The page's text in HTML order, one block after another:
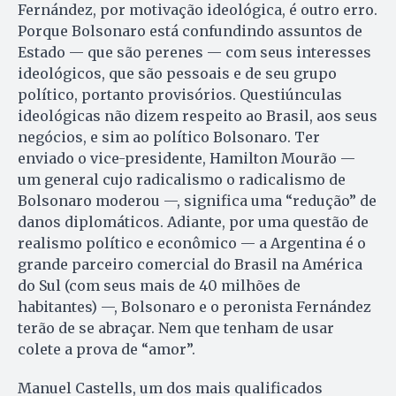
Fernández, por motivação ideológica, é outro erro.
Porque Bolsonaro está confundindo assuntos de
Estado — que são perenes — com seus interesses
ideológicos, que são pessoais e de seu grupo
político, portanto provisórios. Questiúnculas
ideológicas não dizem respeito ao Brasil, aos seus
negócios, e sim ao político Bolsonaro. Ter
enviado o vice-presidente, Hamilton Mourão —
um general cujo radicalismo o radicalismo de
Bolsonaro moderou —, significa uma “redução” de
danos diplomáticos. Adiante, por uma questão de
realismo político e econômico — a Argentina é o
grande parceiro comercial do Brasil na América
do Sul (com seus mais de 40 milhões de
habitantes) —, Bolsonaro e o peronista Fernández
terão de se abraçar. Nem que tenham de usar
colete a prova de “amor”.
Manuel Castells, um dos mais qualificados